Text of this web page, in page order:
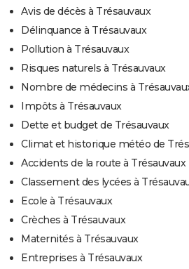
Avis de décès à Trésauvaux
Délinquance à Trésauvaux
Pollution à Trésauvaux
Risques naturels à Trésauvaux
Nombre de médecins à
Impôts à Trésauvaux
Dette et budget de Trésauvaux
Climat et historique météo de
Accidents de la route à Trésauvaux
Classement des lycées à
Ecole à Trésauvaux
Crèches à Trésauvaux
Maternités à Trésauvaux
Entreprises à Trésauvaux